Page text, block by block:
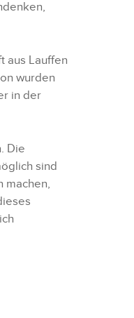
aus Lauffen
wurden
in der
Die
sind
machen,